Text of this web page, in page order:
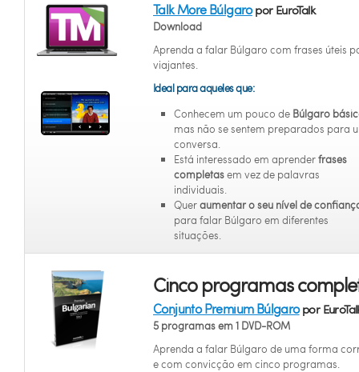
Talk More Búlgaropor EuroTalk
Download
Aprenda a falar Búlgaro com frases úteis
viajantes.
Ideal para aqueles que:
Conhecem um pouco de Búlgaro
mas não se sentem preparados para
conversa.
Está interessado em aprenderfrases
completasem vez de palavras
individuais.
Queraumentar o seu nível de
para falar Búlgaro em diferentes
situações.
Cinco programas
Conjunto Premium Búlgaropor
5 programas em 1 DVD-ROM
Aprenda a falar Búlgaro de uma forma
e com convicção em cinco programas.